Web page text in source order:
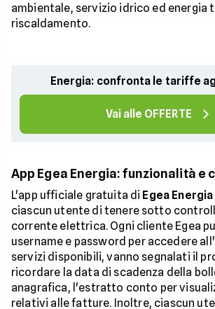
ambientale, servizio idrico ed energia
riscaldamento.
Energia: confronta le tariffe
Vai alle OFFERTE
App Egea Energia: funzionalità
L'app ufficiale gratuita di Egea Energia
ciascun utente di tenere sotto
corrente elettrica. Ogni cliente Egea
username e password per accedere
servizi disponibili, vanno segnalati il
ricordare la data di scadenza della
anagrafica, l'estratto conto per
relativi alle fatture. Inoltre, ciascun